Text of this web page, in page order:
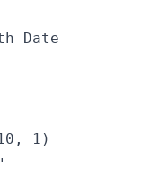
Date
1)